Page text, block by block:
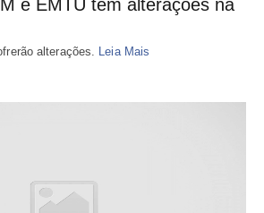
e EMTU têm alterações na
alterações. Leia Mais